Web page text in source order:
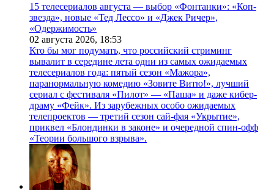
15 телесериалов августа — выбор «Фонтанки»: «Коп-
звезда», новые «Тед Лессо» и «Джек Ричер»,
«Одержимость»
02 августа 2026, 18:53
Кто бы мог подумать, что российский стриминг
вывалит в середине лета одни из самых ожидаемых
телесериалов года: пятый сезон «Мажора»,
паранормальную комедию «Зовите Витю!», лучший
сериал с фестиваля «Пилот» — «Паша» и даже кибер-
драму «Фейк». Из зарубежных особо ожидаемых
телепроектов — третий сезон сай-фая «Укрытие»,
приквел «Блондинки в законе» и очередной спин-офф
«Теории большого взрыва».